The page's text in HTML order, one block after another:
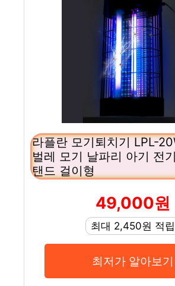
라플란 모기퇴치기 LPL-
벌레 모기 날파리 아기 전
탠드 걸이형
49,000원
최대 2,450원 적립
최저가 알아보기